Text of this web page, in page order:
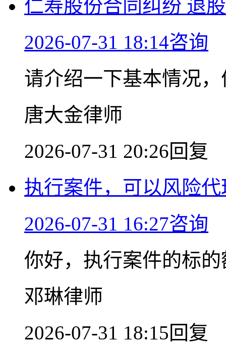
仁寿股份合同纠纷 退
2026-07-31 18:14咨询
请介绍一下基本情况
唐大金律师
2026-07-31 20:26回复
执行案件，可以风险
2026-07-31 16:27咨询
你好，执行案件的标
邓琳律师
2026-07-31 18:15回复